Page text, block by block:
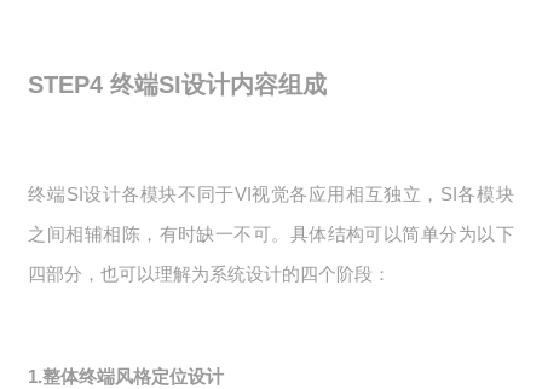
STEP4终端SI设计内容组成
终端SI设计各模块不同于VI视觉各应用相互独立，SI各模块
之间相辅相陈，有时缺一不可。具体结构可以简单分为以下
四部分，也可以理解为系统设计的四个阶段：
1.整体终端风格定位设计